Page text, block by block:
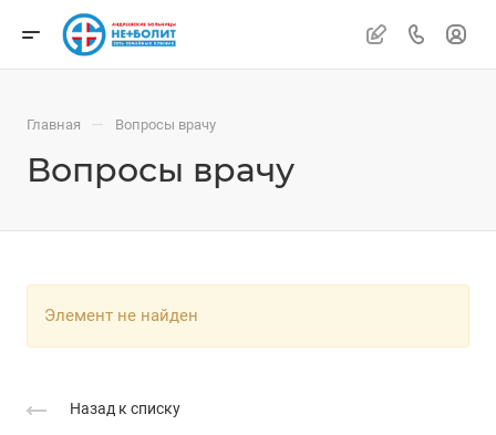
Главная — Вопросы врачу
Вопросы врачу
Элемент не найден
Назад к списку